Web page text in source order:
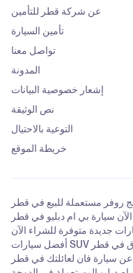
عن شركة قطر للتأمين
تأمين السيارة
تواصل معنا
المدونة
إشعار خصوصية البيانات
نص الوثيقة
التوعية بالاحتيال
خريطة الموقع
روفر مستعملة للبيع في قطر
سيارة بي ام دبليو في قطر
جديدة متوفرة للشراء الآن
سيارة فان لعائلتك في قطر